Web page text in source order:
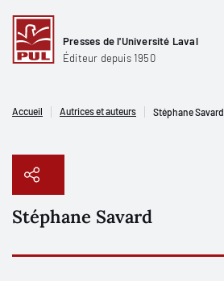
Presses de l'Université Laval
Éditeur depuis 1950
Accueil Autrices et auteurs Stéphane Savard
Stéphane Savard